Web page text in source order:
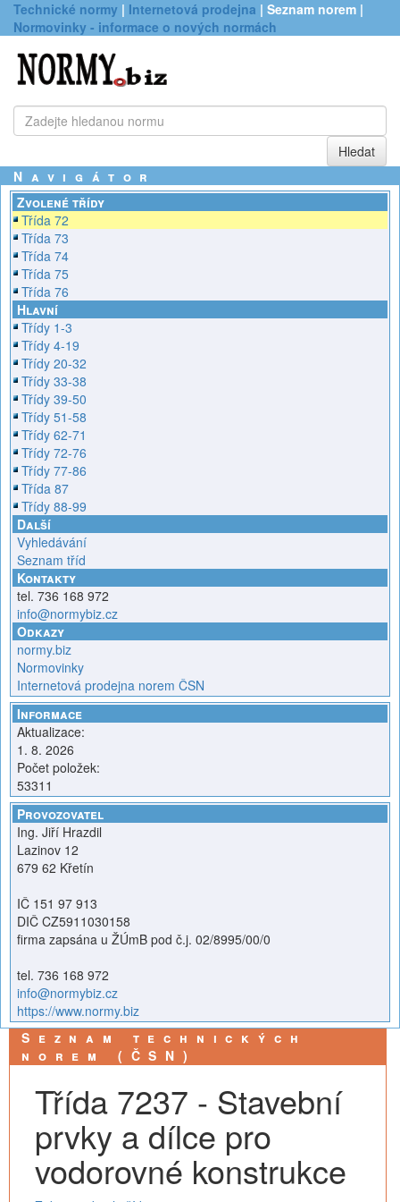
Technické normy | Internetová prodejna | Seznam norem |
Normovinky - informace o nových normách
Navigátor
Zvolené třídy
Třída 72
Třída 73
Třída 74
Třída 75
Třída 76
Hlavní
Třídy 1-3
Třídy 4-19
Třídy 20-32
Třídy 33-38
Třídy 39-50
Třídy 51-58
Třídy 62-71
Třídy 72-76
Třídy 77-86
Třída 87
Třídy 88-99
Další
Vyhledávání
Seznam tříd
Kontakty
tel. 736 168 972
info@normybiz.cz
Odkazy
normy.biz
Normovinky
Internetová prodejna norem ČSN
Informace
Aktualizace:
1. 8. 2026
Počet položek:
53311
Provozovatel
Ing. Jiří Hrazdil
Lazinov 12
679 62 Křetín
IČ 151 97 913
DIČ CZ5911030158
firma zapsána u ŽÚmB pod č.j. 02/8995/00/0
tel. 736 168 972
info@normybiz.cz
https://www.normy.biz
Seznam technických
norem (ČSN)
Třída 7237 - Stavební
prvky a dílce pro
vodorovné konstrukce